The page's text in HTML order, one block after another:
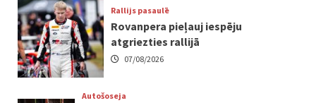
Rallijs pasaulē
Rovanpera pieļauj iespēju
atgriezties rallijā
07/08/2026
Autošoseja